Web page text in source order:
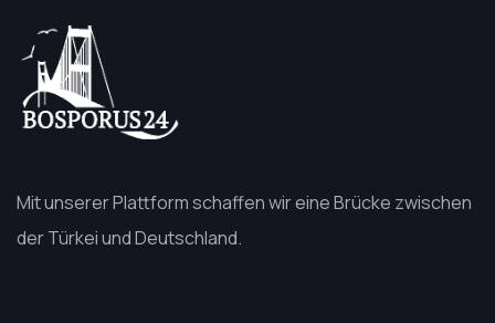
Mit unserer Plattform schaffen wir eine Brücke zwischen
der Türkei und Deutschland.